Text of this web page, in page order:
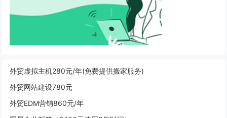
外贸虚拟主机280元/年(免费提供搬家服务)
外贸网站建设780元
外贸EDM营销860元/年